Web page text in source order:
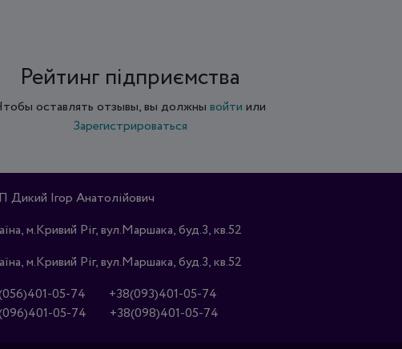
Рейтинг підприємства
оставлять отзывы, вы должны войти или
Зарегистрироваться
Ігор Анатолійович
м.Кривий Ріг, вул.Маршака, буд.3, кв.52
м.Кривий Ріг, вул.Маршака, буд.3, кв.52
05-74
+38(093)401-05-74
05-74
+38(098)401-05-74